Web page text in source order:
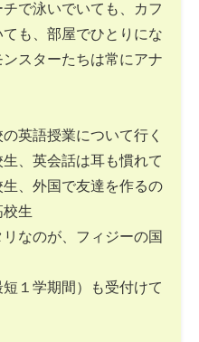
で泳いでいても、カフ
も、部屋でひとりにな
スターたちは常にアナ
英語授業について行く
、英会話は耳も慣れて
、外国で友達を作るの
校生
なのが、フィジーの国
１学期間）も受付けて